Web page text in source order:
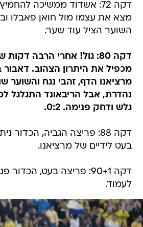
דקה 72: אשדוד ממשיכה
מצא את עצמו מול חואן פאבלו
השוער הציל עוד שער.
דקה 80: גול! אחרי הרבה
מכפיל את היתרון הצהוב.
מרציאנו הדף, זהבי נגח והשוער
נהדרת, אבל הריבאונד התגלגל
גלש ודחק פנימה. 0:2.
דקה 88: פריצה הגביה, הכדור
בעט לידיים של מרציאנו.
דקה 90+1: פריצה בעט,
לעמוד.